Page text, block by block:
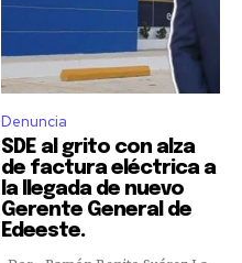
Denuncia
SDE al grito con alza
de factura eléctrica a
la llegada de nuevo
Gerente General de
Edeeste.